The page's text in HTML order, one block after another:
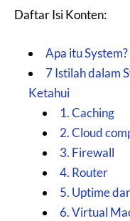
Daftar Isi Konten:
Apa itu System?
7 Istilah dalam
Ketahui
1. Caching
2. Cloud
3. Firewall
4. Router
5. Uptime
6. Virtual